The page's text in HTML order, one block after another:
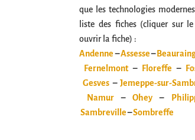
que les technologies
liste des fiches (cliquer sur
ouvrir la fiche) :
Andenne –Assesse–
Fernelmont – Floreffe –
Gesves – Jemeppe-sur-
Namur
– Ohey –
Sambreville –Sombreffe